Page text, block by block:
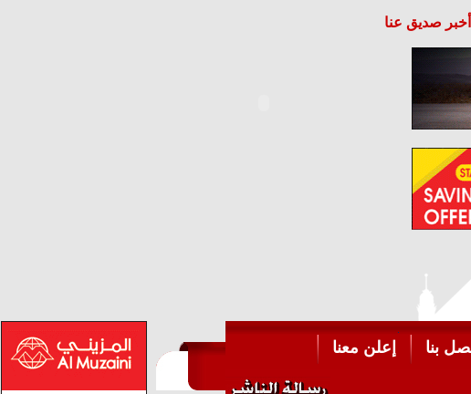
أخبر صديق عنا
بنا إعلن معنا